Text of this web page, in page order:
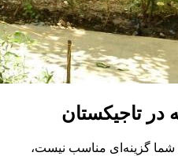
در تاجیکستان
شما گزینه‌ای مناسب نیست،